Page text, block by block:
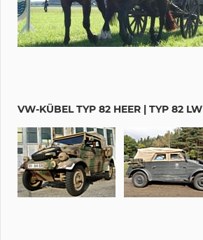
VW-KÜBEL TYP 82 HEER | TYP 82 LW